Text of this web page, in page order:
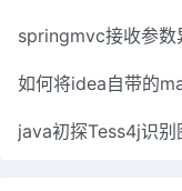
如何将idea自带的
java初探Tess4j识别